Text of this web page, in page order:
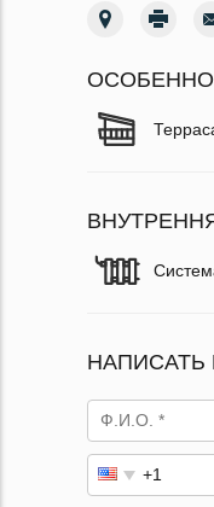
НАПИСАТЬ